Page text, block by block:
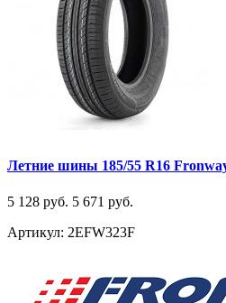
Летние шины 185/55 R16
5 128 руб. 5 671 руб.
Артикул: 2EFW323F